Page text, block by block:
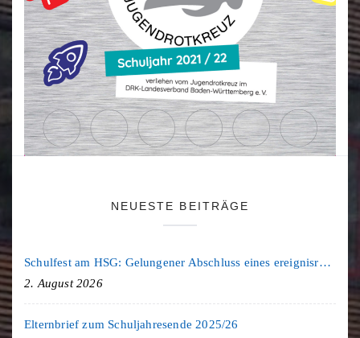
NEUESTE BEITRÄGE
Schulfest am HSG: Gelungener Abschluss eines ereignisreichen Schuljahres
2. August 2026
Elternbrief zum Schuljahresende 2025/26